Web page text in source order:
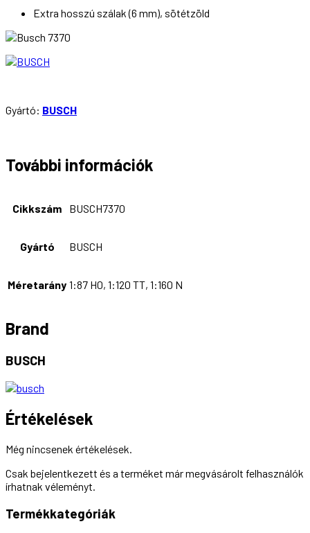
Extra hosszú szálak (6 mm), sötétzöld
Gyártó: BUSCH
További információk
Cikkszám BUSCH7370
Gyártó BUSCH
Méretarány 1:87 H0, 1:120 TT, 1:160 N
Brand
BUSCH
Értékelések
Még nincsenek értékelések.
Csak bejelentkezett és a terméket már megvásárolt felhasználók
írhatnak véleményt.
Termékkategóriák